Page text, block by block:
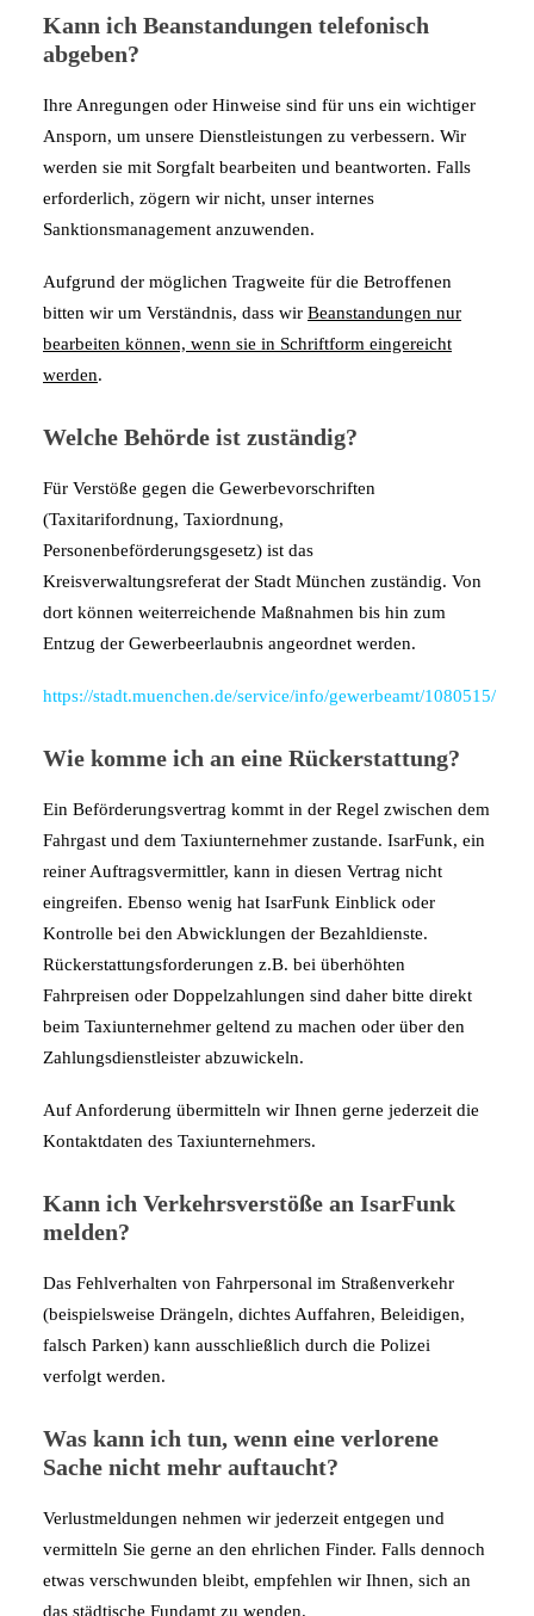
Kann ich Beanstandungen telefonisch
abgeben?
Ihre Anregungen oder Hinweise sind für uns ein wichtiger
Ansporn, um unsere Dienstleistungen zu verbessern. Wir
werden sie mit Sorgfalt bearbeiten und beantworten. Falls
erforderlich, zögern wir nicht, unser internes
Sanktionsmanagement anzuwenden.
Aufgrund der möglichen Tragweite für die Betroffenen
bitten wir um Verständnis, dass wir Beanstandungen nur
bearbeiten können, wenn sie in Schriftform eingereicht
werden.
Welche Behörde ist zuständig?
Für Verstöße gegen die Gewerbevorschriften
(Taxitarifordnung, Taxiordnung,
Personenbeförderungsgesetz) ist das
Kreisverwaltungsreferat der Stadt München zuständig. Von
dort können weiterreichende Maßnahmen bis hin zum
Entzug der Gewerbeerlaubnis angeordnet werden.
https://stadt.muenchen.de/service/info/gewerbeamt/1080515/
Wie komme ich an eine Rückerstattung?
Ein Beförderungsvertrag kommt in der Regel zwischen dem
Fahrgast und dem Taxiunternehmer zustande. IsarFunk, ein
reiner Auftragsvermittler, kann in diesen Vertrag nicht
eingreifen. Ebenso wenig hat IsarFunk Einblick oder
Kontrolle bei den Abwicklungen der Bezahldienste.
Rückerstattungsforderungen z.B. bei überhöhten
Fahrpreisen oder Doppelzahlungen sind daher bitte direkt
beim Taxiunternehmer geltend zu machen oder über den
Zahlungsdienstleister abzuwickeln.
Auf Anforderung übermitteln wir Ihnen gerne jederzeit die
Kontaktdaten des Taxiunternehmers.
Kann ich Verkehrsverstöße an IsarFunk
melden?
Das Fehlverhalten von Fahrpersonal im Straßenverkehr
(beispielsweise Drängeln, dichtes Auffahren, Beleidigen,
falsch Parken) kann ausschließlich durch die Polizei
verfolgt werden.
Was kann ich tun, wenn eine verlorene
Sache nicht mehr auftaucht?
Verlustmeldungen nehmen wir jederzeit entgegen und
vermitteln Sie gerne an den ehrlichen Finder. Falls dennoch
etwas verschwunden bleibt, empfehlen wir Ihnen, sich an
das städtische Fundamt zu wenden.